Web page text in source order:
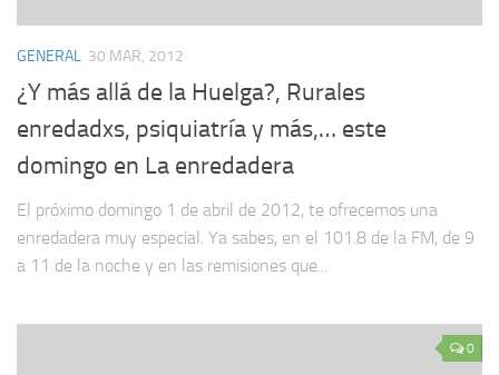
GENERAL 30 MAR, 2012
¿Y más allá de la Huelga?, Rurales
enredadxs, psiquiatría y más,… este
domingo en La enredadera
El próximo domingo 1 de abril de 2012, te ofrecemos una
enredadera muy especial. Ya sabes, en el 101.8 de la FM, de 9
a 11 de la noche y en las remisiones que...
0